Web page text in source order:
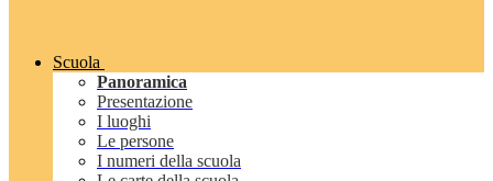
Scuola
Panoramica
Presentazione
I luoghi
Le persone
I numeri della scuola